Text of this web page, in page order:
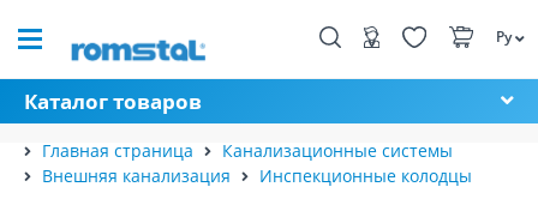
Ру
Каталог товаров
Главная страница
Канализационные системы
Внешняя канализация
Инспекционные колодцы